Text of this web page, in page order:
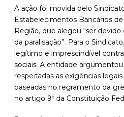
A ação foi movida pelo
Estabelecimentos Bancários
Região, que alegou “ser
da paralisação”. Para o
legítimo e imprescindível
sociais. A entidade
respeitadas as exigências
baseadas no regramento da
no artigo 9º da Constituição